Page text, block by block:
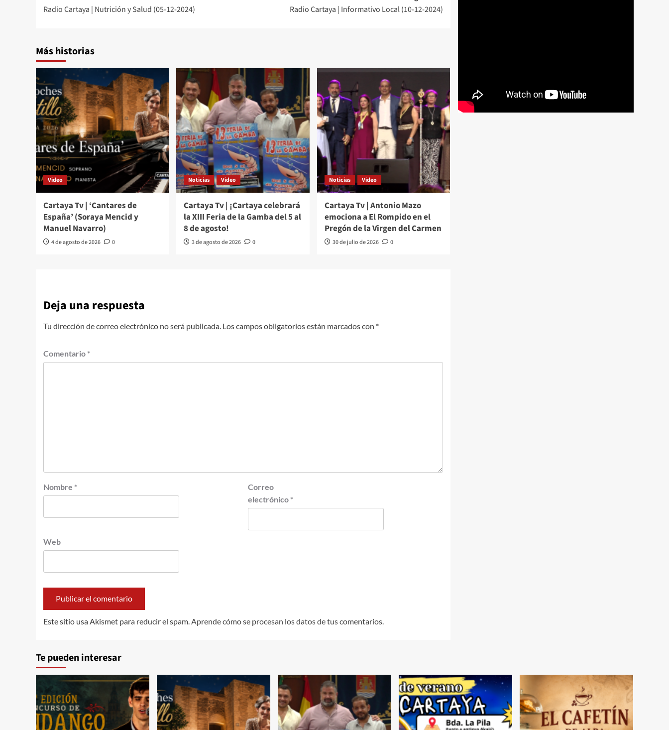
Radio Cartaya | Nutrición y Salud (05-12-2024)
Radio Cartaya | Informativo Local (10-12-2024)
Más historias
Video
Cartaya Tv | ‘Cantares de
España’ (Soraya Mencid y
Manuel Navarro)
4 de agosto de 2026 0
Noticias Video
Cartaya Tv | ¡Cartaya celebrará
la XIII Feria de la Gamba del 5 al
8 de agosto!
3 de agosto de 2026 0
Noticias Video
Cartaya Tv | Antonio Mazo
emociona a El Rompido en el
Pregón de la Virgen del Carmen
30 de julio de 2026 0
Deja una respuesta
Tu dirección de correo electrónico no será publicada. Los campos obligatorios están marcados con *
Comentario *
Nombre *
Correo
electrónico *
Web
Este sitio usa Akismet para reducir el spam. Aprende cómo se procesan los datos de tus comentarios.
Te pueden interesar